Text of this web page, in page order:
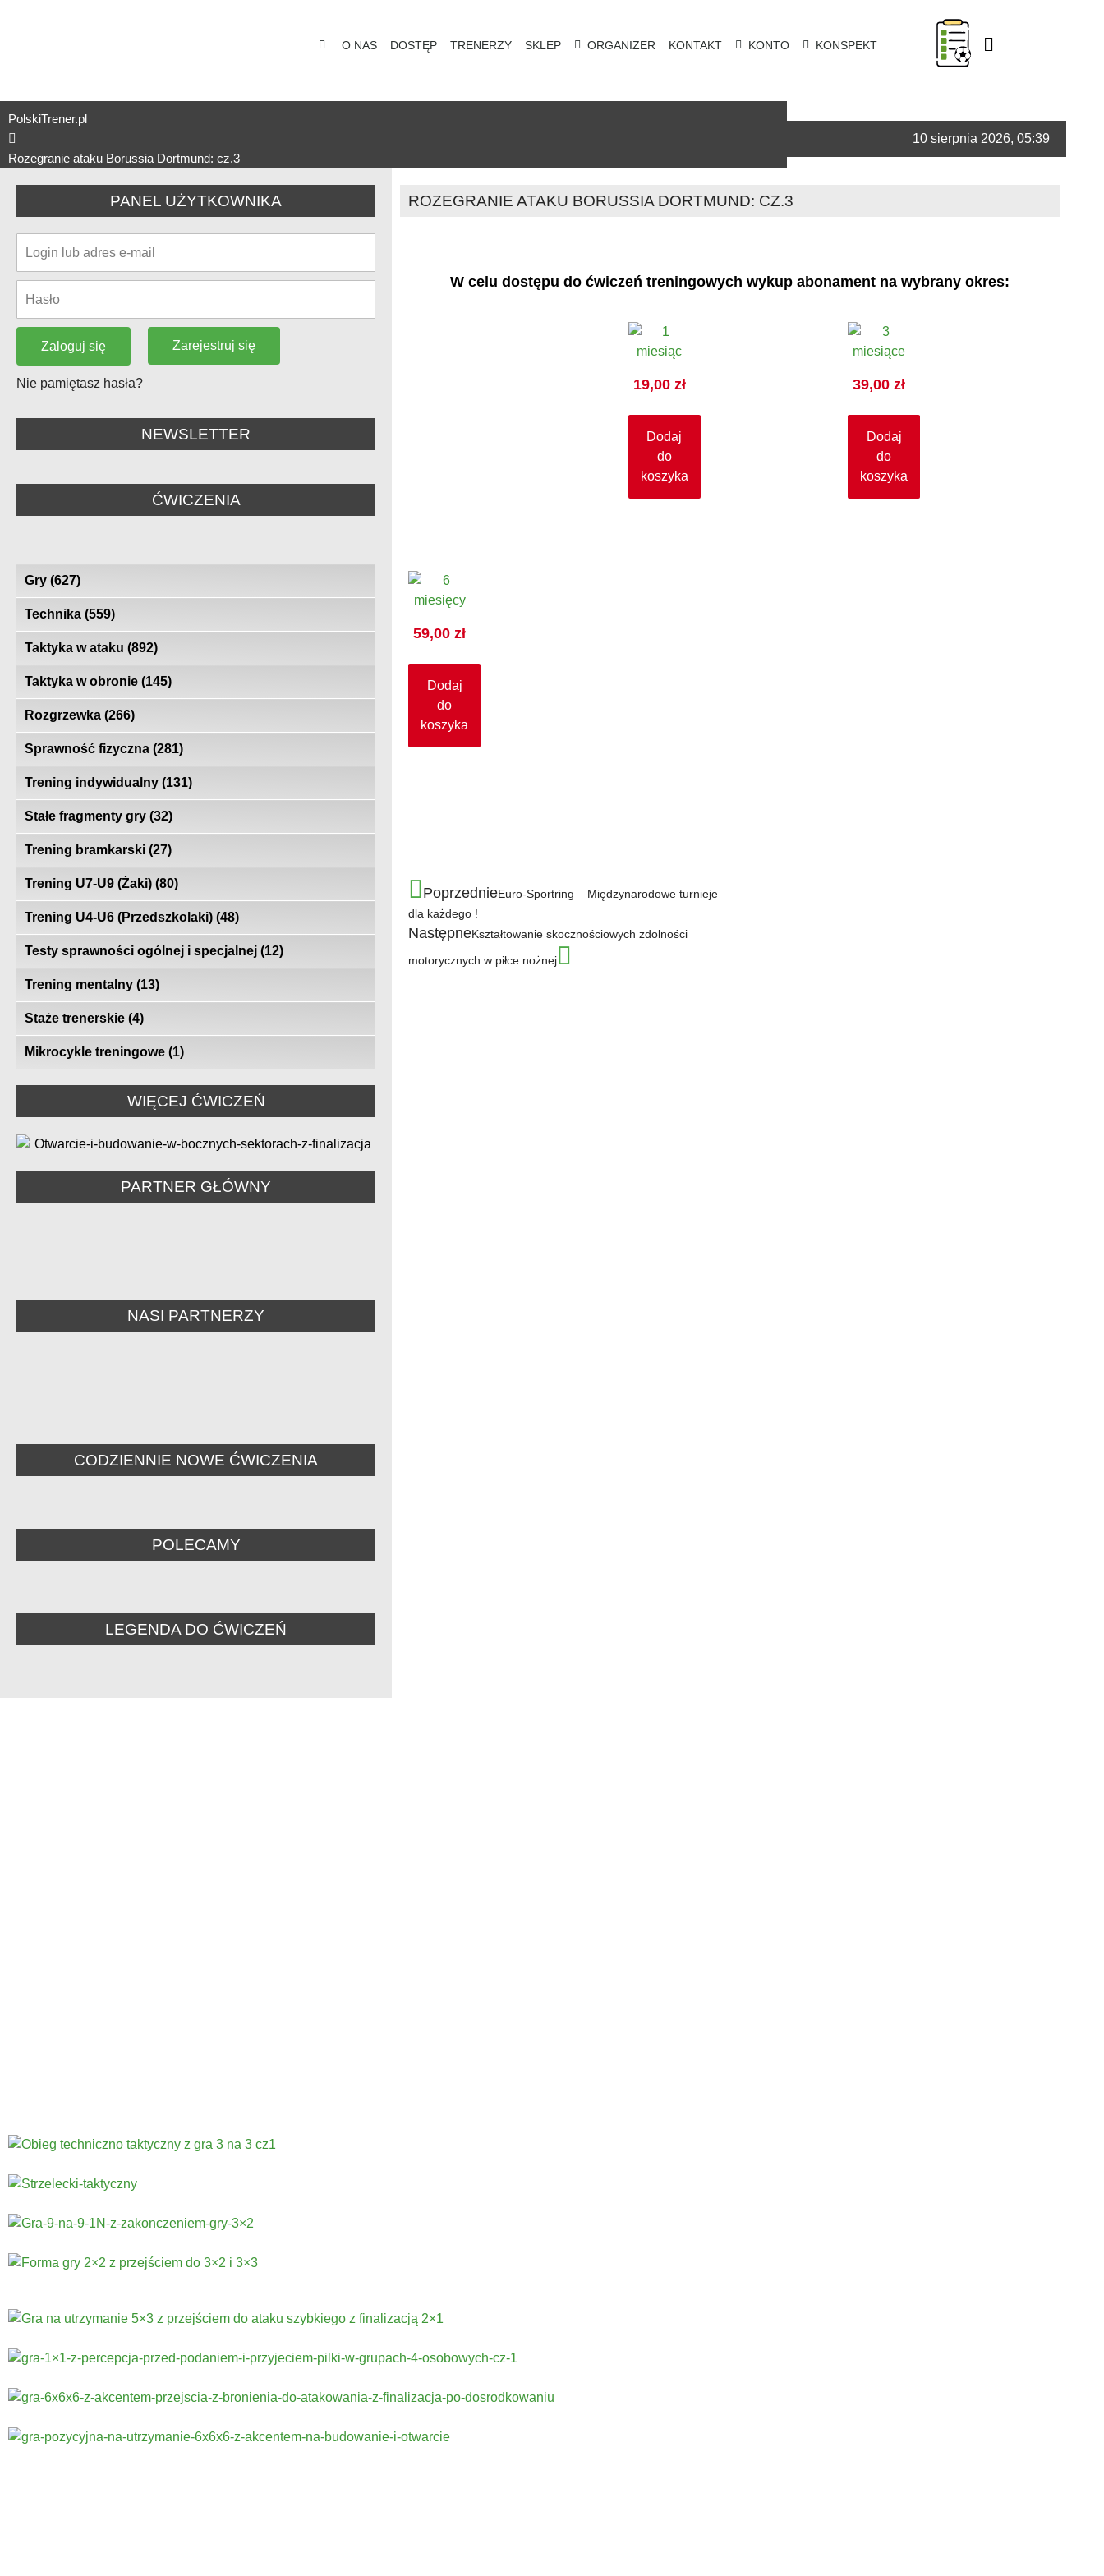
O NAS DOSTĘP TRENERZY SKLEP ORGANIZER KONTAKT KONTO KONSPEKT
PolskiTrener.pl
Rozegranie ataku Borussia Dortmund: cz.3
10 sierpnia 2026, 05:39
PANEL UŻYTKOWNIKA
Zaloguj się
Nie pamiętasz hasła?
Zarejestruj się
NEWSLETTER
ĆWICZENIA
Gry (627)
Technika (559)
Taktyka w ataku (892)
Taktyka w obronie (145)
Rozgrzewka (266)
Sprawność fizyczna (281)
Trening indywidualny (131)
Stałe fragmenty gry (32)
Trening bramkarski (27)
Trening U7-U9 (Żaki) (80)
Trening U4-U6 (Przedszkolaki) (48)
Testy sprawności ogólnej i specjalnej (12)
Trening mentalny (13)
Staże trenerskie (4)
Mikrocykle treningowe (1)
WIĘCEJ ĆWICZEŃ
PARTNER GŁÓWNY
NASI PARTNERZY
CODZIENNIE NOWE ĆWICZENIA
POLECAMY
LEGENDA DO ĆWICZEŃ
ROZEGRANIE ATAKU BORUSSIA DORTMUND: CZ.3
W celu dostępu do ćwiczeń treningowych wykup abonament na wybrany okres:
19,00 zł
Dodaj
do
koszyka
39,00zł
Dodaj
do
koszyka
59,00zł
Dodaj
do
koszyka
PoprzednieEuro-Sportring – Międzynarodowe turnieje
dla każdego !
NastępneKształtowanie skocznościowych zdolności
motorycznych w piłce nożnej